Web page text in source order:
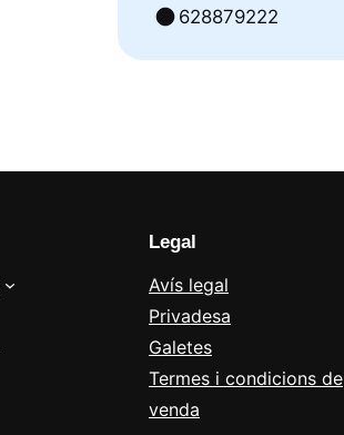
628879222
Legal
Avís legal
Privadesa
Galetes
Termes i condicions de
venda